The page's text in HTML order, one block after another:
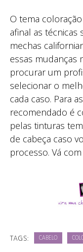
O tema
afinal as técnicas
mechas
essas mudanças
procurar um
selecionar o
cada caso. Para
recomendado é
pelas tinturas
de cabeça caso
processo. Vá
TAGS: CABELO